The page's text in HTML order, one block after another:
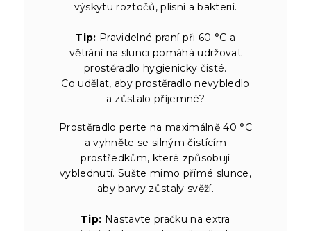
výskytu roztočů, plísní a bakterií.
Tip: Pravidelné praní při 60 °C a
větrání na slunci pomáhá udržovat
prostěradlo hygienicky čisté.
Co udělat, aby prostěradlo nevybledlo
a zůstalo příjemné?
Prostěradlo perte na maximálně 40 °C
a vyhněte se silným čistícím
prostředkům, které způsobují
vyblednutí. Sušte mimo přímé slunce,
aby barvy zůstaly svěží.
Tip: Nastavte pračku na extra